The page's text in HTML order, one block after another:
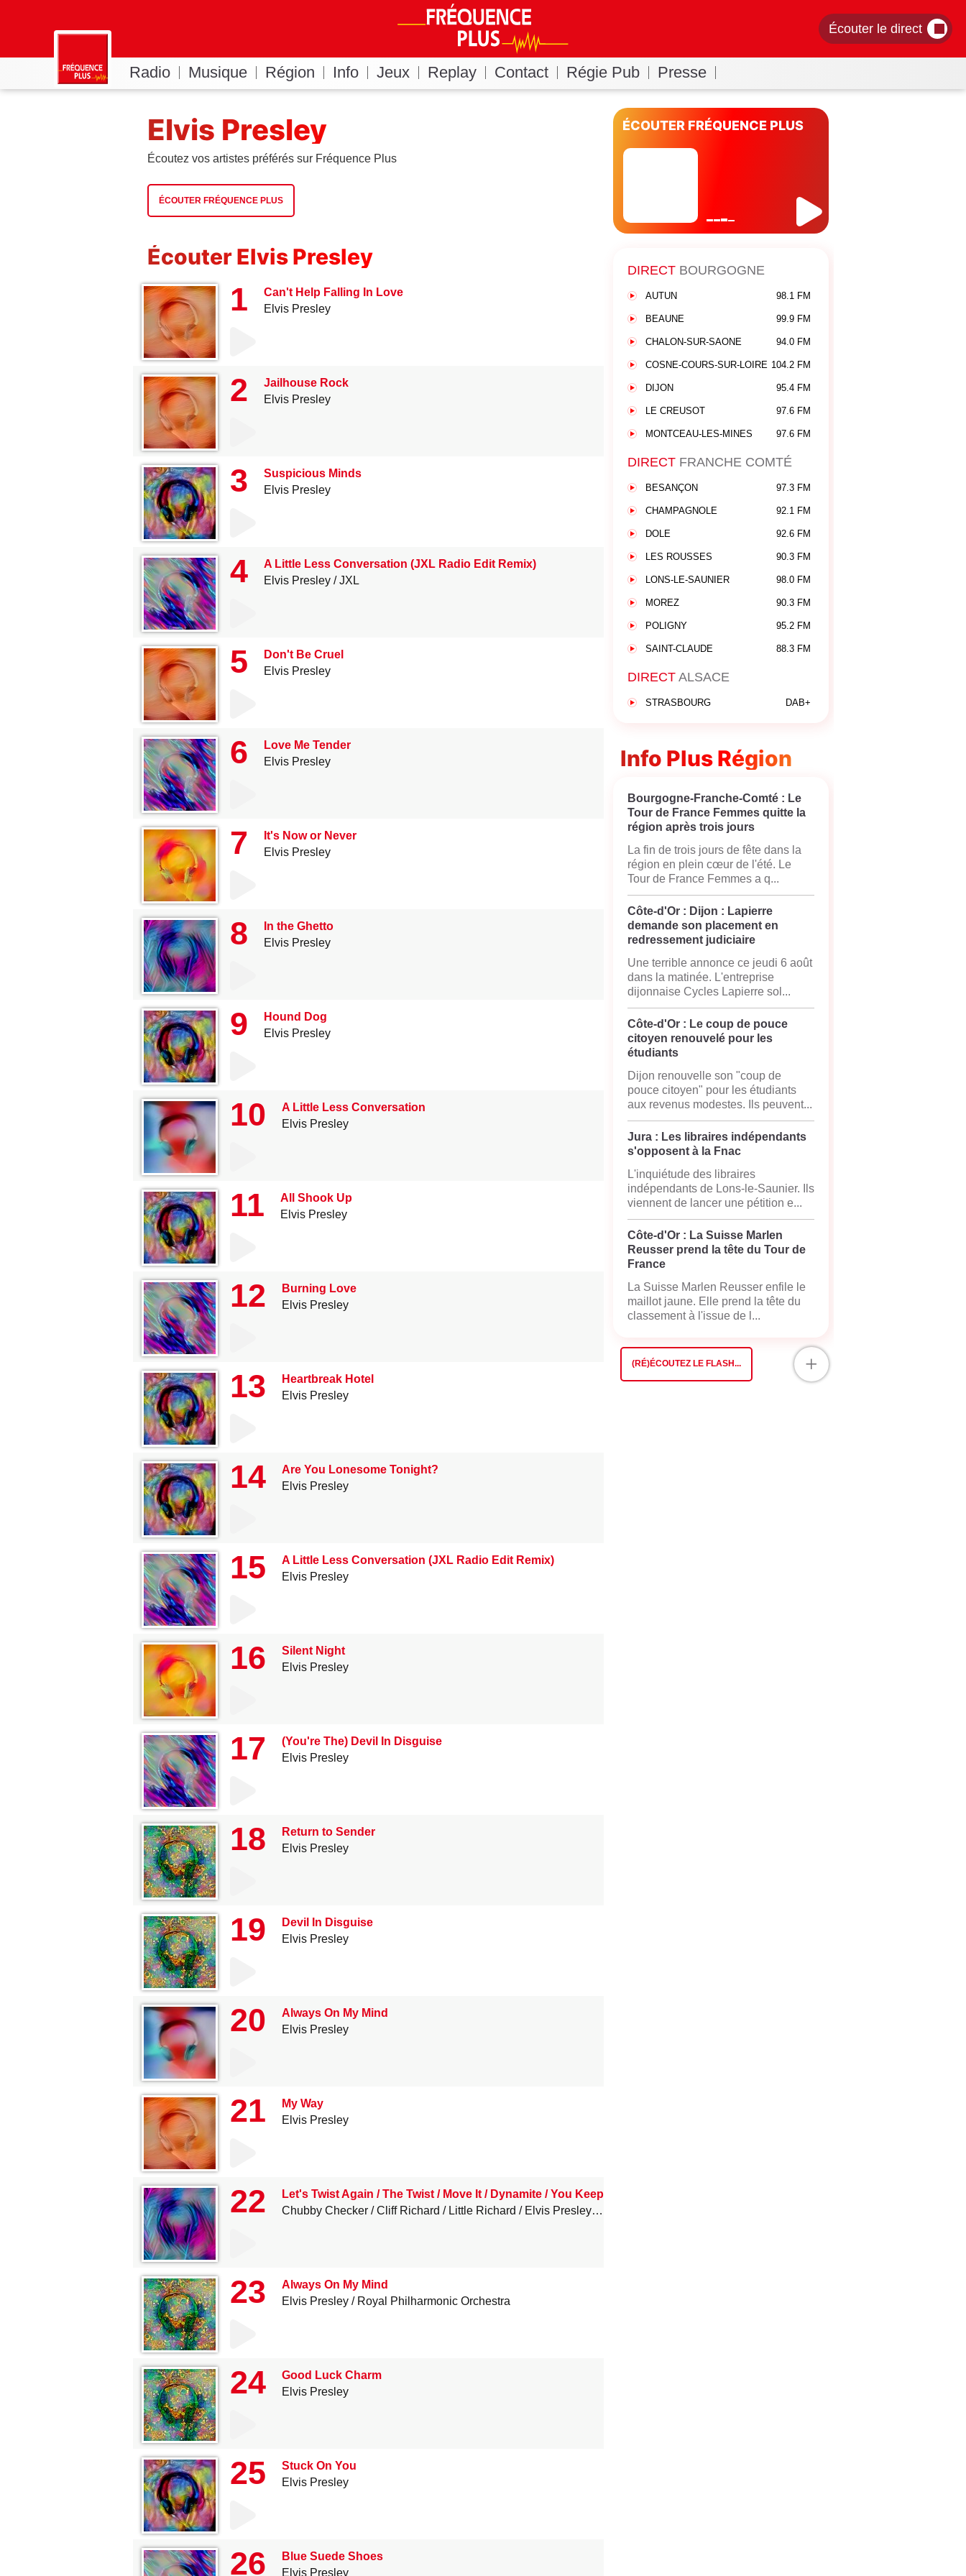
Écouter le direct
Radio Musique Région Info Jeux Replay Contact Régie Pub Presse
Elvis Presley
Écoutez vos artistes préférés sur Fréquence Plus
ÉCOUTER FRÉQUENCE PLUS
Écouter Elvis Presley
1
Can't Help Falling In Love
Elvis Presley
2
Jailhouse Rock
Elvis Presley
3
Suspicious Minds
Elvis Presley
4
A Little Less Conversation (JXL Radio Edit Remix)
Elvis Presley
JXL
5
Don't Be Cruel
Elvis Presley
6
Love Me Tender
Elvis Presley
7
It's Now or Never
Elvis Presley
8
In the Ghetto
Elvis Presley
9
Hound Dog
Elvis Presley
10
A Little Less Conversation
Elvis Presley
11
All Shook Up
Elvis Presley
12
Burning Love
Elvis Presley
13
Heartbreak Hotel
Elvis Presley
14
Are You Lonesome Tonight?
Elvis Presley
15
A Little Less Conversation (JXL Radio Edit Remix)
Elvis Presley
16
Silent Night
Elvis Presley
17
(You're The) Devil In Disguise
Elvis Presley
18
Return to Sender
Elvis Presley
19
Devil In Disguise
Elvis Presley
20
Always On My Mind
Elvis Presley
21
My Way
Elvis Presley
22
Let's Twist Again / The Twist / Move It / Dynamite / You Keep a Knocking / Long Tall Sally / King Creole / Great Balls of Fire /
Chubby Checker
Cliff Richard Little Richard Elvis Presley Jerry Lee Lewis
23
Always On My Mind
Elvis Presley
Royal Philharmonic Orchestra
24
Good Luck Charm
Elvis Presley
25
Stuck On You
Elvis Presley
26
Blue Suede Shoes
Elvis Presley
ÉCOUTER FRÉQUENCE PLUS
DIRECTBOURGOGNE
AUTUN 98.1 FM
BEAUNE 99.9 FM
CHALON-SUR-SAONE 94.0 FM
COSNE-COURS-SUR-LOIRE 104.2 FM
DIJON 95.4 FM
LE CREUSOT 97.6 FM
MONTCEAU-LES-MINES 97.6 FM
DIRECTFRANCHE COMTÉ
BESANÇON 97.3 FM
CHAMPAGNOLE 92.1 FM
DOLE 92.6 FM
LES ROUSSES 90.3 FM
LONS-LE-SAUNIER 98.0 FM
MOREZ 90.3 FM
POLIGNY 95.2 FM
SAINT-CLAUDE 88.3 FM
DIRECTALSACE
STRASBOURG DAB+
Info Plus Région
Bourgogne-Franche-Comté : Le
Tour de France Femmes quitte la
région après trois jours
La fin de trois jours de fête dans la
région en plein cœur de l'été. Le
Tour de France Femmes a q...
Côte-d'Or : Dijon : Lapierre
demande son placement en
redressement judiciaire
Une terrible annonce ce jeudi 6 août
dans la matinée. L'entreprise
dijonnaise Cycles Lapierre sol...
Côte-d'Or : Le coup de pouce
citoyen renouvelé pour les
étudiants
Dijon renouvelle son "coup de
pouce citoyen" pour les étudiants
aux revenus modestes. Ils peuvent...
Jura : Les libraires indépendants
s'opposent à la Fnac
L'inquiétude des libraires
indépendants de Lons-le-Saunier. Ils
viennent de lancer une pétition e...
Côte-d'Or : La Suisse Marlen
Reusser prend la tête du Tour de
France
La Suisse Marlen Reusser enfile le
maillot jaune. Elle prend la tête du
classement à l'issue de l...
(RÉ)ÉCOUTEZ LE FLASH... +